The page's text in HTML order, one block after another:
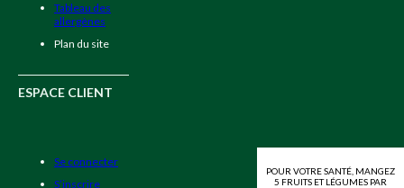
Tableau des
allergènes
Plan du site
ESPACE CLIENT
Se connecter
S’inscrire
POUR VOTRE SANTÉ, MANGEZ
5 FRUITS ET LÉGUMES PAR